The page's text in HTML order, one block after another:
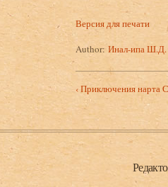
Версия для печати
Author: Инал-ипа Ш.Д.
‹ Приключения нарта